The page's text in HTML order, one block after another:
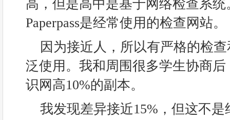
高，但是高中是基于网络检查系
Paperpass是经常使用的检查网站。
因为接近人，所以有严格的检
泛使用。我和周围很多学生协商
识网高10%的副本。
我发现差异接近15%，但这不